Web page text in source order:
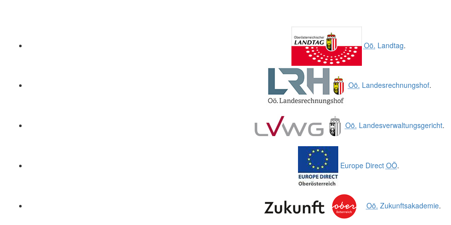
Oö. Landtag.
Oö. Landesrechnungshof.
Oö. Landesverwaltungsgericht.
Europe Direct OÖ.
Oö. Zukunftsakademie.